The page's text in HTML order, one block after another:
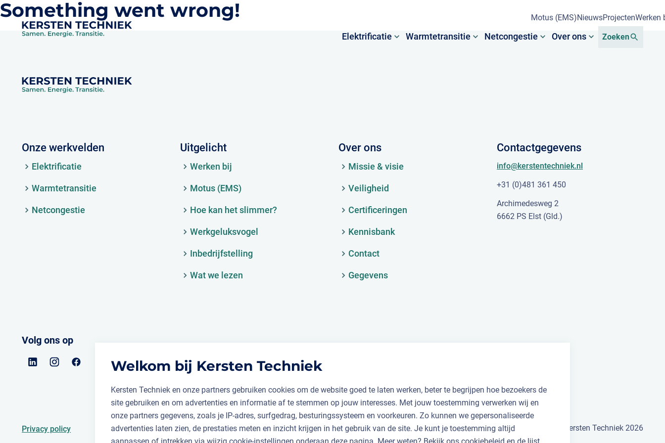
Welkom bij Kersten Techniek
Kersten Techniek en onze partners gebruiken cookies om de website goed te laten werken, beter te begrijpen hoe bezoekers de
site gebruiken en om advertenties en informatie af te stemmen op jouw interesses. Met jouw toestemming verwerken wij en
onze partners gegevens, zoals je IP-adres, surfgedrag, besturingssysteem en voorkeuren. Zo kunnen we gepersonaliseerde
advertenties laten zien, de prestaties meten en inzicht krijgen in het gebruik van de site. Je kunt je toestemming altijd
Elektrificatie Warmtetransitie Netcongestie Over ons
Motus (EMS)NieuwsProjectenWerken
Zoeken
Something went wrong!
Onze werkvelden
Elektrificatie
Warmtetransitie
Netcongestie
Uitgelicht
Werken bij
Motus (EMS)
Hoe kan het slimmer?
Werkgeluksvogel
Inbedrijfstelling
Wat we lezen
Over ons
Missie & visie
Veiligheid
Certificeringen
Kennisbank
Contact
Gegevens
Contactgegevens
info@kerstentechniek.nl
+31 (0)481 361 450
Archimedesweg 2
6662 PS Elst (Gld.)
Volg ons op
Privacy policy Kersten Techniek 2026